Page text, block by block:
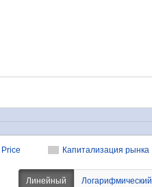
Капитализация рынка
Price
Линейный Логарифмический